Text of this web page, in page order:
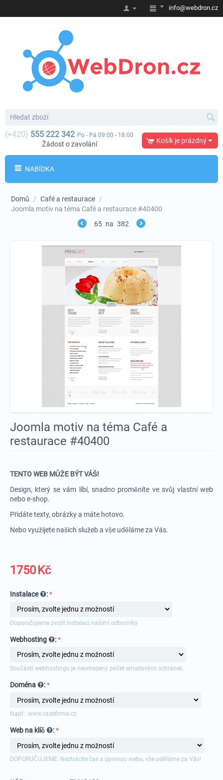
info@webdron.cz
(+420) 555 222 342 Po - Pá 09:00 - 18:00
Žádost o zavolání Košík je prázdný
NABÍDKA
Domů / Café a restaurace /
Joomla motiv na téma Café a restaurace #40400
65 na 382
Joomla motiv na téma Café a
restaurace #40400
TENTO WEB MŮŽE BÝT VÁŠ!
Design, který se vám líbí, snadno proměníte ve svůj vlastní web
nebo e-shop.
Přidáte texty, obrázky a máte hotovo.
Nebo využijete našich služeb a vše uděláme za Vás.
1750Kč
Instalace :
Doporučujeme zvolit instalaci našimi odborníky
Webhosting :
Součástí webhostingu je neomezený počet emailových schránek.
Doména :
Např.: www.vasefirma.cz
Web na klíč :
DOPORUČUJEME: Neztrácíte čas s úpravou webu, vše uděláme za Vás!